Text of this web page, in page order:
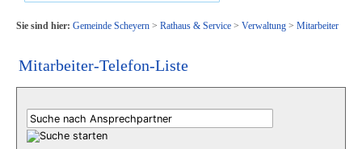
Sie sind hier: Gemeinde Scheyern> Rathaus & Service> Verwaltung> Mitarbeiter
Mitarbeiter-Telefon-Liste